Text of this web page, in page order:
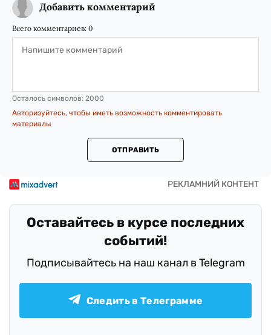
Добавить комментарий
Всего комментариев: 0
Осталось символов: 2000
Авторизуйтесь, чтобы иметь возможность комментировать
материалы
ОТПРАВИТЬ
Оставайтесь в курсе последних
событий!
Подписывайтесь на наш канал в Telegram
Следить в Телеграмме